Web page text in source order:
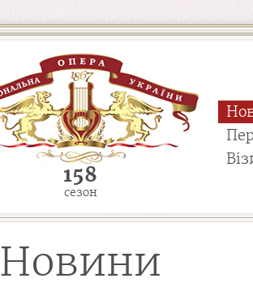
158
сезон
Новини